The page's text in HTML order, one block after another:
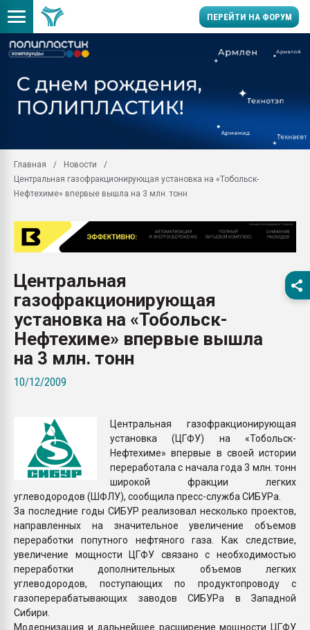
ПЕРЕЙТИ НА ФОРУМ
заводу пластмасс"
28.07.2026
первый план в
28.07.2026
ситуацией на
Всё, что касается
бутылок
Главная
Новости
Центральная газофракционирующая установка на «Тобольск-
Нефтехиме» впервые вышла на 3 млн. тонн
Центральная
газофракционирующая
установка на «Тобольск-
Нефтехиме» впервые вышла
на 3 млн. тонн
10/12/2009
Центральная газофракционирующая
установка (ЦГФУ) на «Тобольск-
Нефтехиме» впервые в своей истории
переработала с начала года 3 млн. тонн
широкой фракции легких
углеводородов (ШФЛУ), сообщила пресс-служба СИБУРа.
За последние годы СИБУР реализовал несколько проектов,
направленных на значительное увеличение объемов
переработки попутного нефтяного газа. Как следствие,
увеличение мощности ЦГФУ связано с необходимостью
переработки дополнительных объемов легких
углеводородов, поступающих по продуктопроводу с
газоперерабатывающих заводов СИБУРа в Западной
Сибири.
Модернизация и дальнейшее расширение мощности ЦГФУ